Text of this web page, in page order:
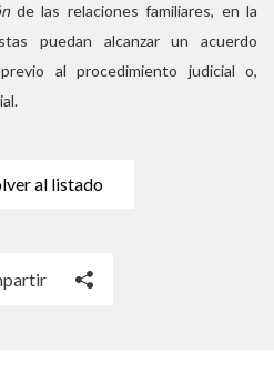
de las relaciones familiares, en la
puedan alcanzar un acuerdo
al procedimiento judicial o,
al listado